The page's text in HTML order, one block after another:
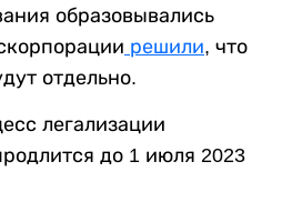
образовывались
решили, что
отдельно.
легализации
до 1 июля 2023